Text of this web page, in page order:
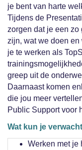
je bent van harte
Tijdens de
zorgen dat je een
zijn, wat we doen
je te werken als
greep uit de
Daarnaast komen
die jou meer
Public Support voor
Wat kun je
Werken met je